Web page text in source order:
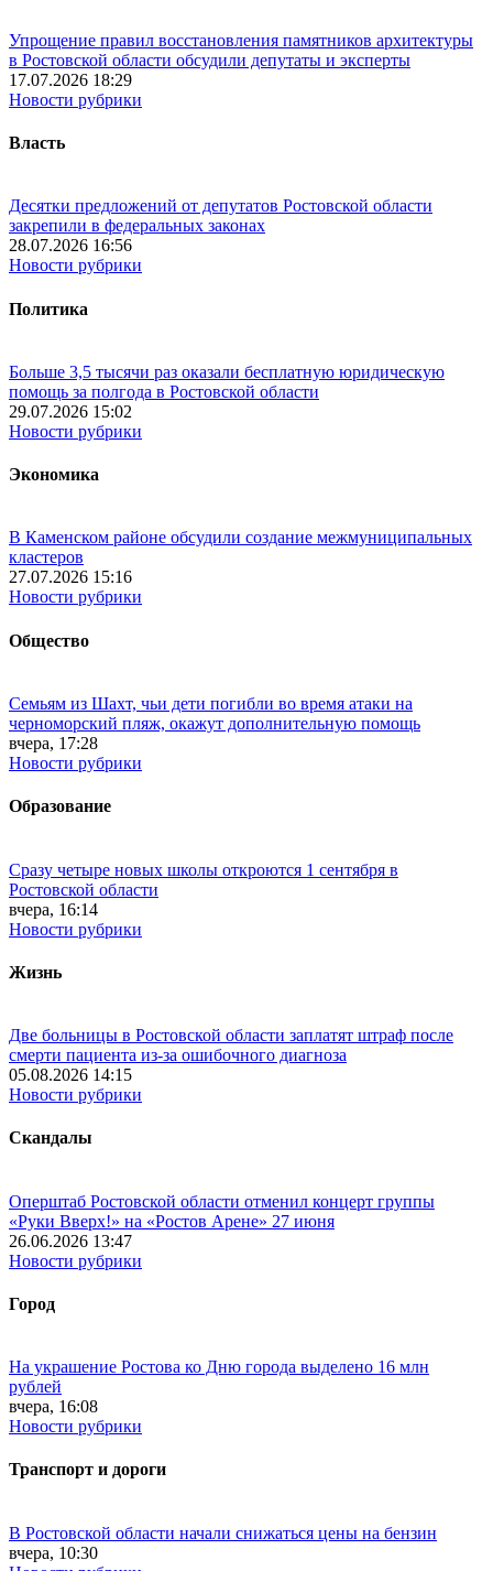
Упрощение правил восстановления памятников архитектуры
в Ростовской области обсудили депутаты и эксперты
17.07.2026 18:29
Новости рубрики
Власть
Десятки предложений от депутатов Ростовской области
закрепили в федеральных законах
28.07.2026 16:56
Новости рубрики
Политика
Больше 3,5 тысячи раз оказали бесплатную юридическую
помощь за полгода в Ростовской области
29.07.2026 15:02
Новости рубрики
Экономика
В Каменском районе обсудили создание межмуниципальных
кластеров
27.07.2026 15:16
Новости рубрики
Общество
Семьям из Шахт, чьи дети погибли во время атаки на
черноморский пляж, окажут дополнительную помощь
вчера, 17:28
Новости рубрики
Образование
Сразу четыре новых школы откроются 1 сентября в
Ростовской области
вчера, 16:14
Новости рубрики
Жизнь
Две больницы в Ростовской области заплатят штраф после
смерти пациента из-за ошибочного диагноза
05.08.2026 14:15
Новости рубрики
Скандалы
Оперштаб Ростовской области отменил концерт группы
«Руки Вверх!» на «Ростов Арене» 27 июня
26.06.2026 13:47
Новости рубрики
Город
На украшение Ростова ко Дню города выделено 16 млн
рублей
вчера, 16:08
Новости рубрики
Транспорт и дороги
В Ростовской области начали снижаться цены на бензин
вчера, 10:30